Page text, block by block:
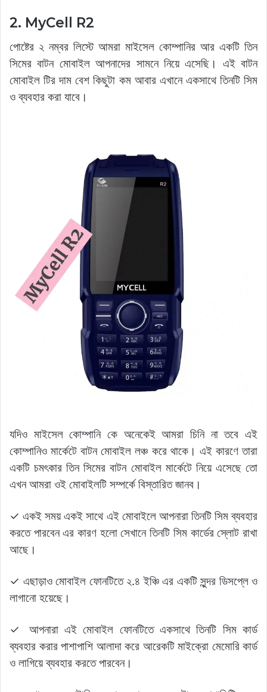
2. MyCell R2
পোষ্টের ২ নম্বর লিস্টে আমরা মাইসেল কোম্পানির আর একটি তিন
সিমের বাটন মোবাইল আপনাদের সামনে নিয়ে এসেছি। এই বাটন
মোবাইল টির দাম বেশ কিছুটা কম আবার এখানে একসাথে তিনটি সিম
ও ব্যবহার করা যাবে।
যদিও মাইসেল কোম্পানি কে অনেকেই আমরা চিনি না তবে এই
কোম্পানিও মার্কেটে বাটন মোবাইল লঞ্চ করে থাকে। এই কারণে তারা
একটি চমৎকার তিন সিমের বাটন মোবাইল মার্কেটে নিয়ে এসেছে তো
এখন আমরা ওই মোবাইলটি সম্পর্কে বিস্তারিত জানব।
✓ একই সময় একই সাথে এই মোবাইলে আপনারা তিনটি সিম ব্যবহার
করতে পারবেন এর কারণ হলো সেখানে তিনটি সিম কার্ডের স্লোট রাখা
আছে।
✓ এছাড়াও মোবাইল ফোনটিতে ২.৪ ইঞ্চি এর একটি সুন্দর ডিসপ্লে ও
লাগানো হয়েছে।
✓ আপনারা এই মোবাইল ফোনটিতে একসাথে তিনটি সিম কার্ড
ব্যবহার করার পাশাপাশি আলাদা করে আরেকটি মাইক্রো মেমোরি কার্ড
ও লাগিয়ে ব্যবহার করতে পারবেন।